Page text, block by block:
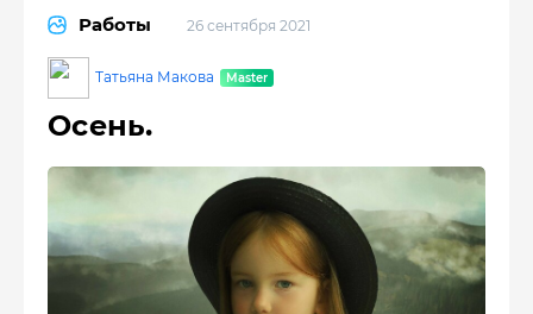
Работы 26 сентября 2021
Татьяна Макова
Осень.